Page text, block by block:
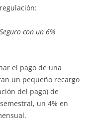
con un 6%
el pago de una
un pequeño recargo
del pago) de
un 4% en